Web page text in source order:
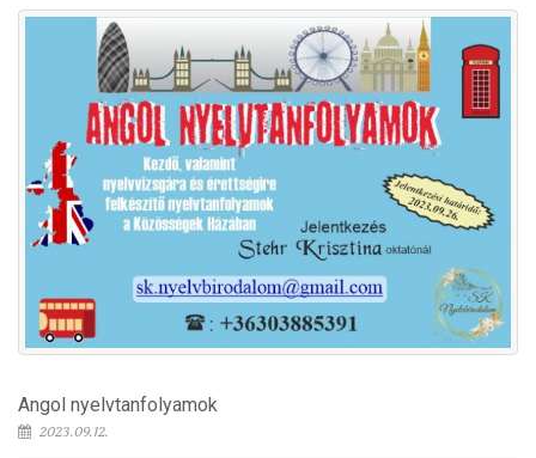
Angol nyelvtanfolyamok
2023.09.12.